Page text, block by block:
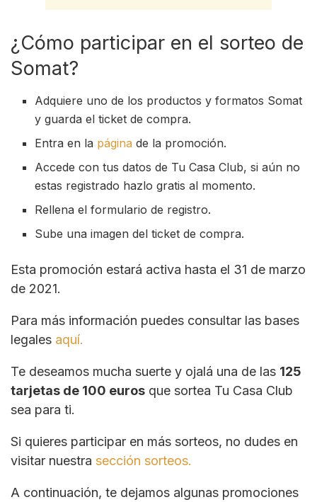
¿Cómo participar en el sorteo de
Somat?
Adquiere uno de los productos y formatos Somat
y guarda el ticket de compra.
Entra en la página de la promoción.
Accede con tus datos de Tu Casa Club, si aún no
estas registrado hazlo gratis al momento.
Rellena el formulario de registro.
Sube una imagen del ticket de compra.
Esta promoción estará activa hasta el 31 de marzo
de 2021.
Para más información puedes consultar las bases
legales aquí.
Te deseamos mucha suerte y ojalá una de las 125
tarjetas de 100 euros que sortea Tu Casa Club
sea para ti.
Si quieres participar en más sorteos, no dudes en
visitar nuestra sección sorteos.
A continuación, te dejamos algunas promociones